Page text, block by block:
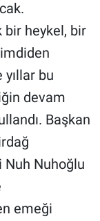
bir heykel, bir
bu
devam
Başkan
Nuh Nuhoğlu
emeği